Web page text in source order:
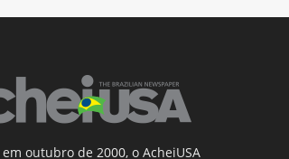
outubro de 2000, o AcheiUSA